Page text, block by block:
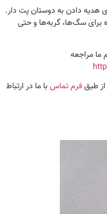
هدیه دادن به دوستان پت دار.
برای سگ‌ها، گربه‌ها و حتی
ما مراجعه
طیقفرم تماس با ما در ارتباط